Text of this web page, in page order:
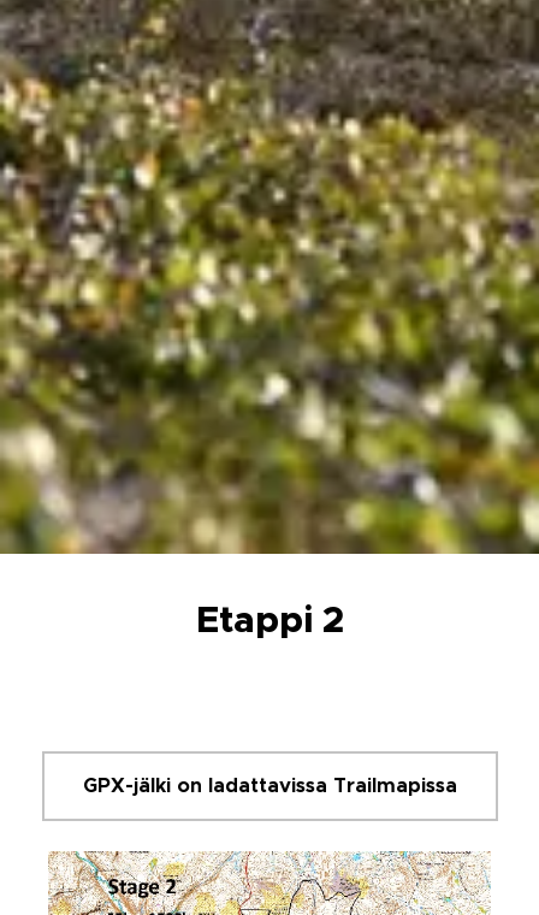
Etappi 2
GPX-jälki on ladattavissa Trailmapissa